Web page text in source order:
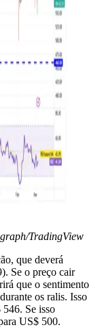
TradingView
que deverá
Se o preço cair
que o sentimento
os ralis. Isso
Se isso
US$ 500.